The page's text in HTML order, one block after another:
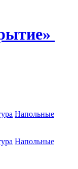
Напольные
Напольные